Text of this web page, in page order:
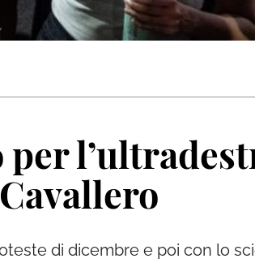
di dicembre e poi con lo